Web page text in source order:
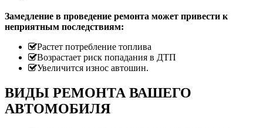
Замедление в проведение ремонта может привести к
неприятным последствиям:
Растет потребление топлива
Возрастает риск попадания в ДТП
Увеличится износ автошин.
ВИДЫ РЕМОНТА ВАШЕГО
АВТОМОБИЛЯ